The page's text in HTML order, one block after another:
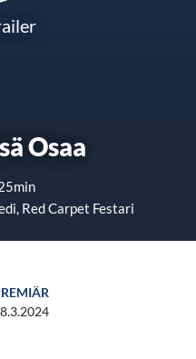
Osaa
Red Carpet Festari